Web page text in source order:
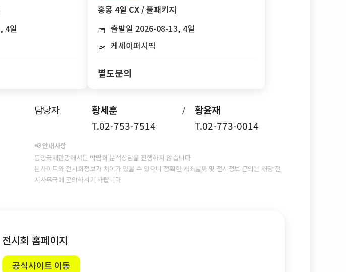
4일
홍콩 4일 CX / 풀패키지
📅 출발일 2026-08-13, 4일
🛫 케세이퍼시픽
별도문의
담당자 황세훈 /
황윤재
T.02-753-7514
T.02-773-0014
📢 안내사항
동양국제관광에서는 박람회 분석상담을 진행하지 않습니다
본사이트와 전시회정보가 차이가 있을 수 있으니 정확한 개최날짜 및 전시정보 문의는 해당 전
시사무국에 문의하시기 바랍니다
전시회 홈페이지
공식사이트 이동